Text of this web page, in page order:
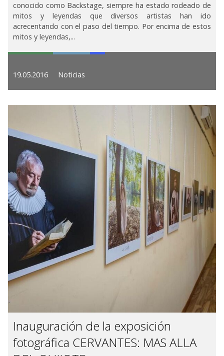
conocido como Backstage, siempre ha estado rodeado de
mitos y leyendas que diversos artistas han ido
acrecentando con el paso del tiempo. Por encima de estos
mitos y leyendas,...
19.05.2016 Noticias
Inauguración de la exposición
fotográfica CERVANTES: MAS ALLA